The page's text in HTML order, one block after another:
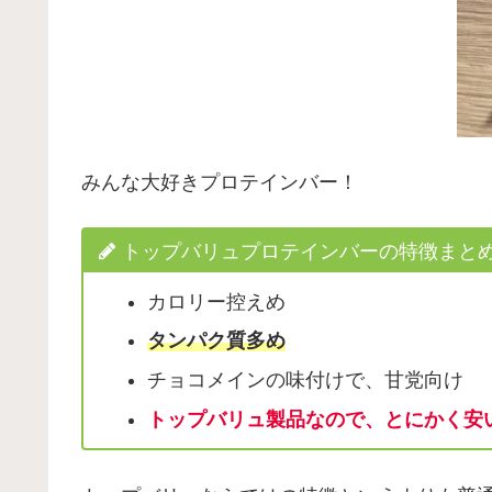
みんな大好きプロテインバー！
トップバリュプロテインバーの特徴まと
カロリー控えめ
タンパク質多め
チョコメインの味付けで、甘党向け
トップバリュ製品なので、とにかく安